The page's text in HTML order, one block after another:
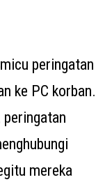
peringatan
ke PC korban.
mereka